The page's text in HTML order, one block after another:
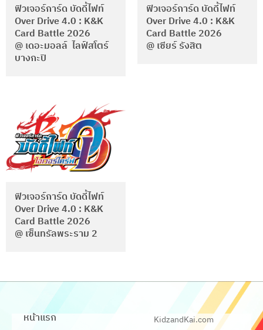
ฟิวเจอร์การ์ด บัดดี้ไฟท์
Over Drive 4.0 : K&K
Card Battle 2026
@ เดอะมอลล์ ไลฟ์สโตร์
บางกะปิ
ฟิวเจอร์การ์ด บัดดี้ไฟท์
Over Drive 4.0 : K&K
Card Battle 2026
@ เซียร์ รังสิต
ฟิวเจอร์การ์ด บัดดี้ไฟท์
Over Drive 4.0 : K&K
Card Battle 2026
@ เซ็นทรัลพระราม 2
หน้าแรก
KidzandKai.com